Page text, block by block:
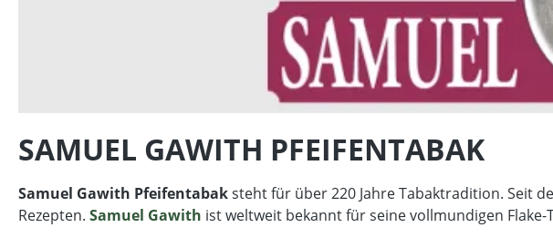
SAMUEL GAWITH PFEIFENTABAK
Samuel Gawith Pfeifentabaksteht für über 220 Jahre Tabaktradition. Seit
Rezepten. Samuel Gawith ist weltweit bekannt für seine vollmundigen